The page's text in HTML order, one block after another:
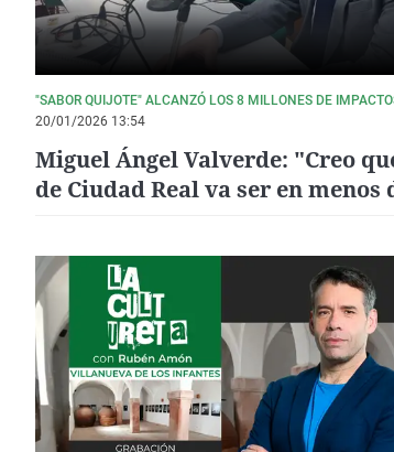
"SABOR QUIJOTE" ALCANZÓ LOS 8 MILLONES DE
20/01/2026 13:54
Miguel Ángel Valverde: "Creo
de Ciudad Real va ser en menos
interior"